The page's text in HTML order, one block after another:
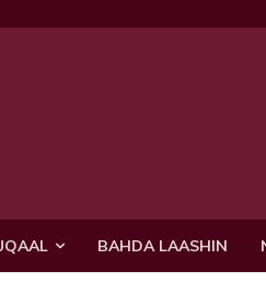
BAHDA LAASHIN